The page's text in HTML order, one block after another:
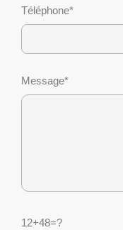
Téléphone*
Message*
12+48=?